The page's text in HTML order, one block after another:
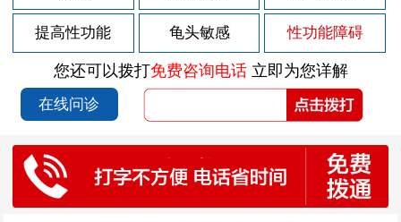
提高性功能 龟头敏感 性功能障碍
您还可以拨打免费咨询电话立即为您详解
在线问诊